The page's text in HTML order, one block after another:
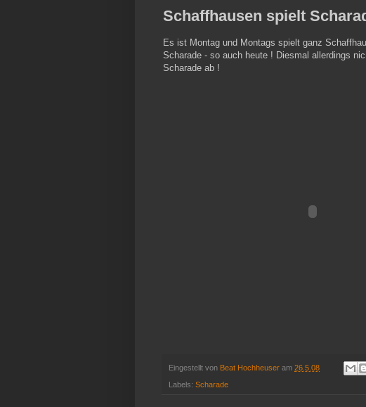
Schaffhausen spielt
Es ist Montag und Montags spielt ganz
Scharade - so auch heute ! Diesmal allerdings
Scharade ab !
Eingestellt von Beat Hochheuser am 26.5.08
Labels: Scharade